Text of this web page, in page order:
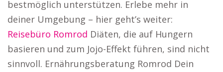
bestmöglich unterstützen. Erlebe mehr in
deiner Umgebung – hier geht’s weiter:
Reisebüro Romrod Diäten, die auf Hungern
basieren und zum Jojo-Effekt führen, sind nicht
sinnvoll. Ernährungsberatung Romrod Dein